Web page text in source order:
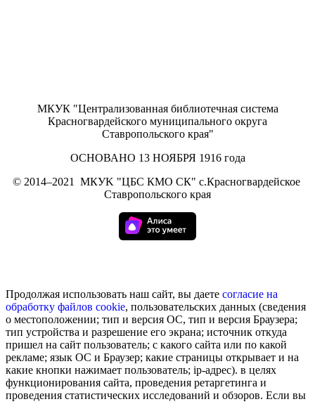
МКУК "Централизованная библиотечная система
Красногвардейского муниципального округа
Ставропольского края"
ОСНОВАНО 13 НОЯБРЯ 1916 года
© 2014–2021
МКУK "ЦБС КМО СК" с.Красногвардейское
Ставропольского края
Продолжая использовать наш сайт, вы даете согласие на
обработку файлов cookie, пользовательских данных (сведения
о местоположении; тип и версия ОС, тип и версия Браузера;
тип устройства и разрешение его экрана; источник откуда
пришел на сайт пользователь; с какого сайта или по какой
рекламе; язык ОС и Браузер; какие страницы открывает и на
какие кнопки нажимает пользователь; ip-адрес). в целях
функционирования сайта, проведения ретаргетинга и
проведения статистических исследований и обзоров. Если вы